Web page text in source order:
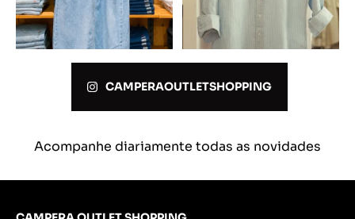
CAMPERAOUTLETSHOPPING
Acompanhe diariamente todas as novidades